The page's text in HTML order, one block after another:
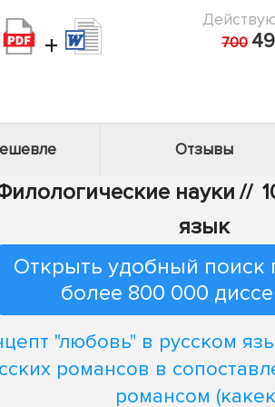
+ 700
Отзывы
науки //
язык
Открыть удобный поиск
более 800 000
"любовь" в русском
романсов в
романсом